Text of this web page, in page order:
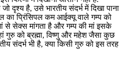
दृश्य है, उसे भारतीय संदर्भ में दिखा पाना
का प्रिंसिपल कम आईक्यू वाले गम्प को
से सेक्स मांगता है और गम्प की मां इसके
गुरु को ब्रह्मा, विष्णु और महेश जैसा कुछ
संदर्भ भी है, क्या किसी गुरु को इस तरह